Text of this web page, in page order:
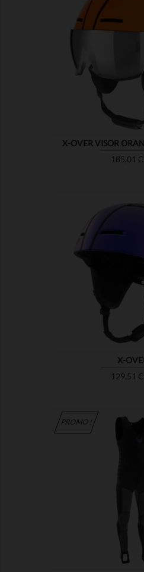
X-OVER VISOR
Prix
185,01
MONTRER
X-
Prix
129,51
MONTRER
PROMO !